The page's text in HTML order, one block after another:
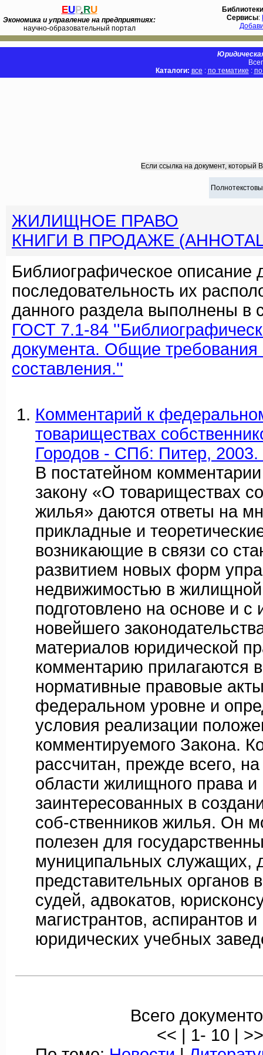
EUP.RU
Экономика и управление на предприятиях:
научно-образовательный портал
Библиотеки
Сервисы:
Каталоги: все : по тематике :
Если ссылка на документ, который
ЖИЛИЩНОЕ ПРАВО
КНИГИ В ПРОДАЖЕ
Библиографическое описание
последовательность их
данного раздела выполнены в
ГОСТ 7.1-84
документа. Общие требования
составления.''
Комментарий к
товариществах
Городов - СПб: Питер, 2003.
В постатейном
закону «О товариществах
жилья» даются ответы на
прикладные и
возникающие в связи со
развитием новых форм
недвижимостью в
подготовлено на основе и с
новейшего
материалов юридической
комментарию прилагаются
нормативные правовые
федеральном уровне и
условия реализации
комментируемого Закона.
рассчитан, прежде всего,
области жилищного права и
заинтересованных в
соб-ственников жилья. Он
полезен для
муниципальных служащих,
представительных органов
судей, адвокатов,
магистрантов, аспирантов
юридических учебных
Всего
<< | 1- 10 | >>